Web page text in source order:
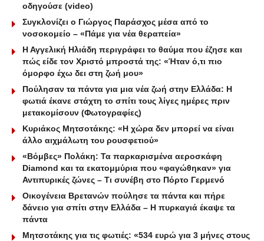
οδηγούσε (video)
Συγκλονίζει ο Γιώργος Παράσχος μέσα από το
νοσοκομείο – «Πάμε για νέα θεραπεία»
Η Αγγελική Ηλιάδη περιγράφει το θαύμα που έζησε και
πώς είδε τον Χριστό μπροστά της: «Ήταν ό,τι πιο
όμορφο έχω δει στη ζωή μου»
Πούλησαν τα πάντα για μια νέα ζωή στην Ελλάδα: Η
φωτιά έκανε στάχτη το σπίτι τους λίγες ημέρες πριν
μετακομίσουν (Φωτογραφίες)
Κυριάκος Μητσοτάκης: «Η χώρα δεν μπορεί να είναι
άλλο αιχμάλωτη του ρουσφετιού»
«Βόμβες» Πολάκη: Τα παρκαρισμένα αεροσκάφη
Diamond και τα εκατομμύρια που «φαγώθηκαν» για
Αντιπυρικές ζώνες – Τι συνέβη στο Πόρτο Γερμενό
Οικογένεια Βρετανών πούλησε τα πάντα και πήρε
δάνειο για σπίτι στην Ελλάδα – Η πυρκαγιά έκαψε τα
πάντα
Μητσοτάκης για τις φωτιές: «534 ευρώ για 3 μήνες στους